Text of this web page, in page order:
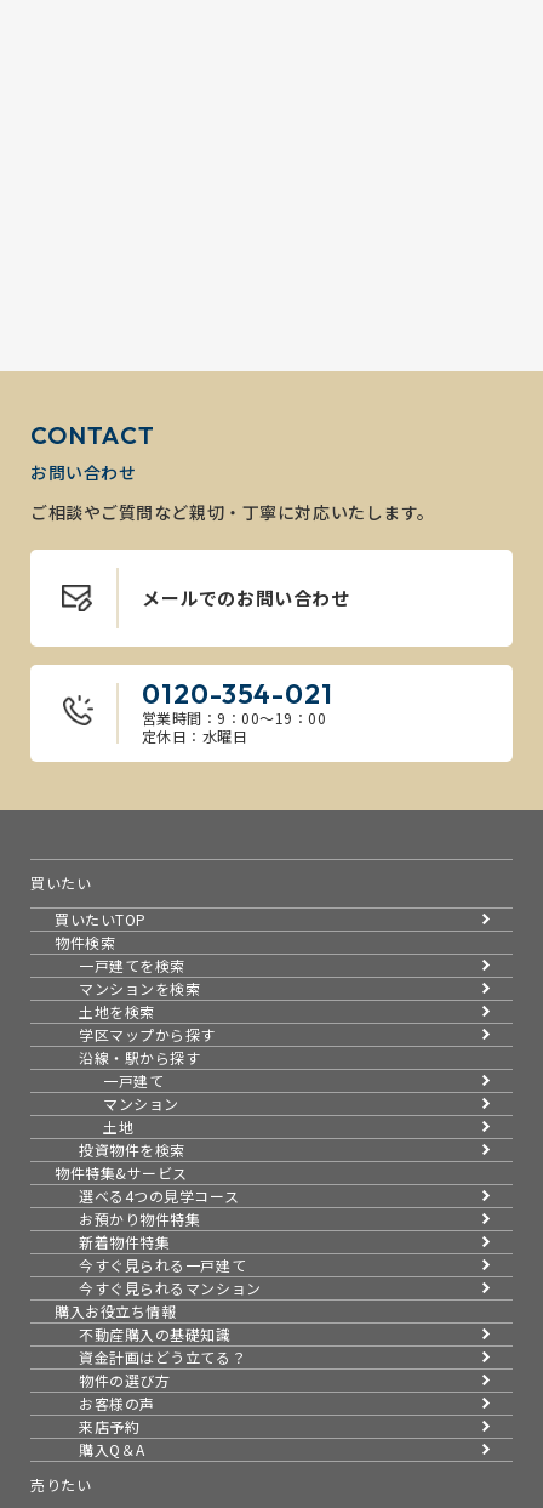
CONTACT
お問い合わせ
ご相談やご質問など親切・丁寧に対応いたします。
メールでのお問い合わせ
0120-354-021
営業時間：9：00～19：00
定休日：水曜日
買いたい
買いたいTOP
物件検索
一戸建てを検索
マンションを検索
土地を検索
学区マップから探す
沿線・駅から探す
一戸建て
マンション
土地
投資物件を検索
物件特集&サービス
選べる4つの見学コース
お預かり物件特集
新着物件特集
今すぐ見られる一戸建て
今すぐ見られるマンション
購入お役立ち情報
不動産購入の基礎知識
資金計画はどう立てる？
物件の選び方
お客様の声
来店予約
購入Q＆A
売りたい